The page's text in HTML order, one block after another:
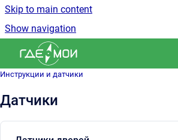
Skip to main content
Show navigation
Go to homepage
Инструкции и датчики
Датчики